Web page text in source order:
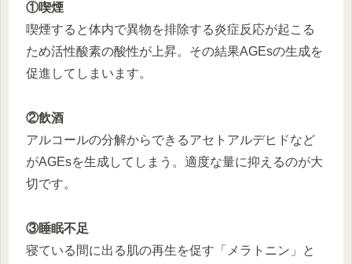
①喫煙
喫煙すると体内で異物を排除する炎症反応が起こる
ため活性酸素の酸性が上昇。その結果AGEsの生成を
促進してしまいます。
②飲酒
アルコールの分解からできるアセトアルデヒドなど
がAGEsを生成してしまう。適度な量に抑えるのが大
切です。
③睡眠不足
寝ている間に出る肌の再生を促す「メラトニン」と